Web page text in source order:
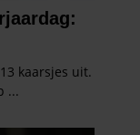
met andere
hun services. U
website blijft